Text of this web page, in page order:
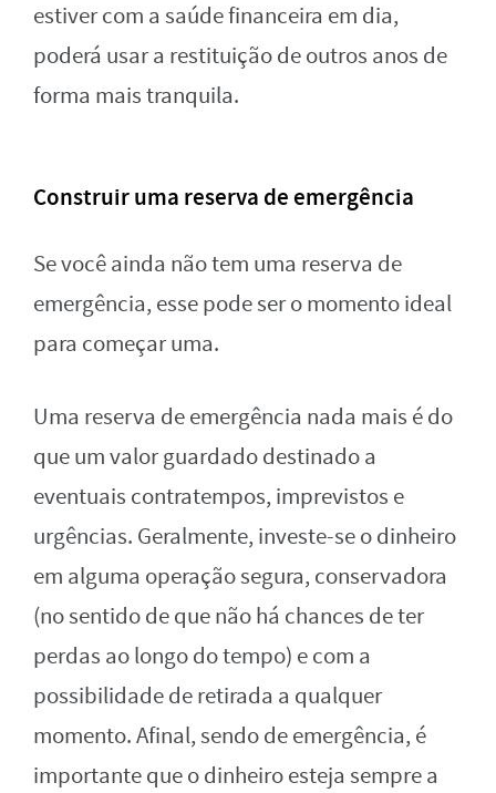
estiver com a saúde financeira em dia,
poderá usar a restituição de outros anos de
forma mais tranquila.
Construir uma reserva de emergência
Se você ainda não tem uma reserva de
emergência, esse pode ser o momento ideal
para começar uma.
Uma reserva de emergência nada mais é do
que um valor guardado destinado a
eventuais contratempos, imprevistos e
urgências. Geralmente, investe-se o dinheiro
em alguma operação segura, conservadora
(no sentido de que não há chances de ter
perdas ao longo do tempo) e com a
possibilidade de retirada a qualquer
momento. Afinal, sendo de emergência, é
importante que o dinheiro esteja sempre a